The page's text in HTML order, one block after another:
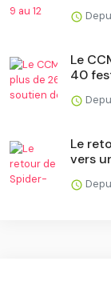
Le
40
Le
vers